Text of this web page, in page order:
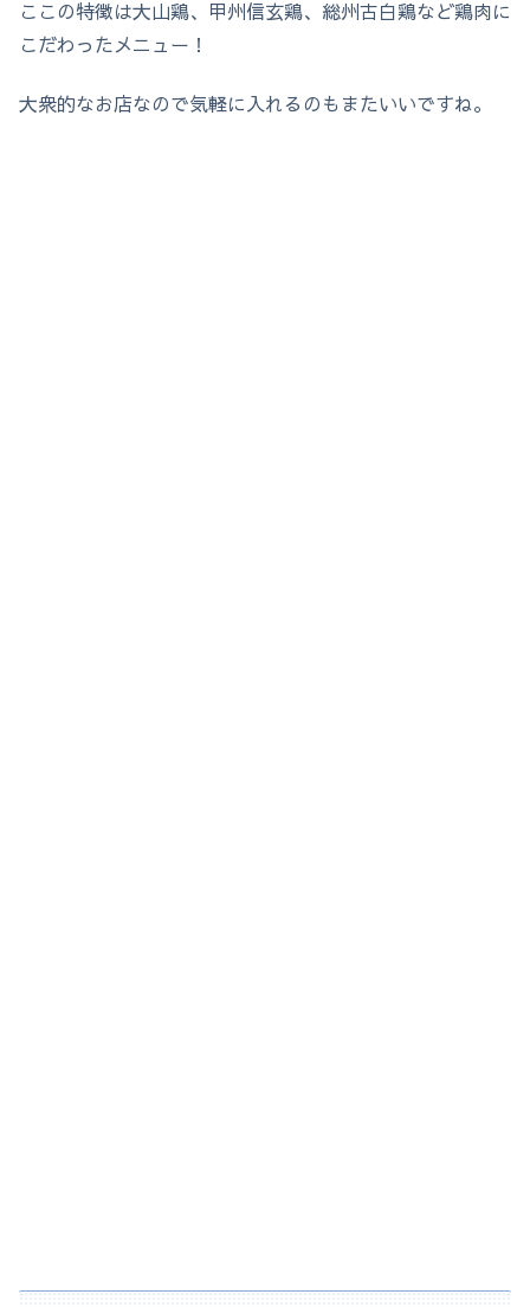
ここの特徴は大山鶏、甲州信玄鶏、総州古白鶏など鶏肉に
こだわったメニュー！
大衆的なお店なので気軽に入れるのもまたいいですね。